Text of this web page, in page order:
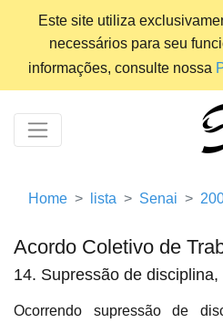
Este site utiliza
necessários para seu
informações, consulte nossa
Home lista Senai
Acordo Coletivo de
14. Supressão de
Ocorrendo supressão de